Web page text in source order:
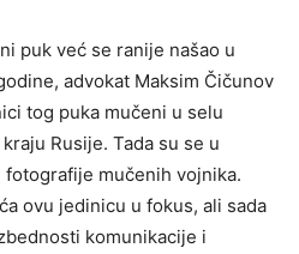
puk već se ranije našao u
advokat Maksim Čičunov
tog puka mučeni u selu
Rusije. Tada su se u
mučenih vojnika.
ovu jedinicu u fokus, ali sada
komunikacije i